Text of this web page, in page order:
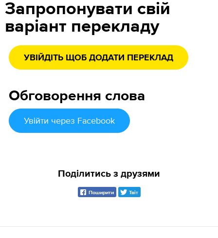
Запропонувати свій
варіант перекладу
УВІЙДІТЬ ЩОБ ДОДАТИ ПЕРЕКЛАД
Обговорення слова
Увійти через Facebook
Поділитись з друзями
Поширити Твіт